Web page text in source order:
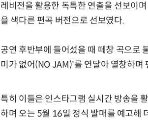
레비전을 활용한 독특한 연출을 선보이
을 색다른 편곡 버전으로 선보였다.
공연 후반부에 들어섰을 때 떼창 곡으로
미가 없어(NO JAM)'를 연달아 열창하며
특히 이들은 인스타그램 실시간 방송을
하며 오는 5월 16일 정식 발매를 예고해